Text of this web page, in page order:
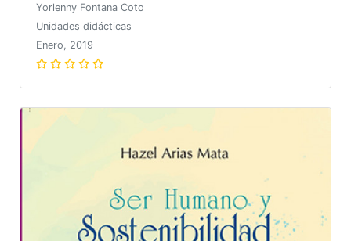
Yorlenny Fontana Coto
Unidades didácticas
Enero, 2019